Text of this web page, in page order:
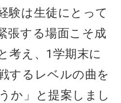
験は生徒にとって
張する場面こそ成
考え、 1学期末に
するレベルの曲を
か」と提案しまし